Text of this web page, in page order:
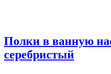
Полки в ванную
серебристый